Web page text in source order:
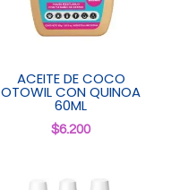
ACEITE DE COCO
OTOWIL CON QUINOA
60ML
$6.200